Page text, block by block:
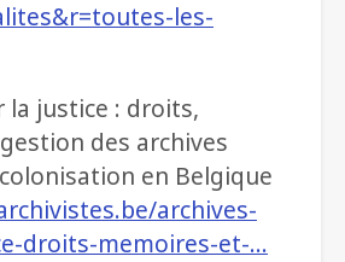
les-
la justice : droits,
des archives
en Belgique
archives-
droits-memoires-et-…